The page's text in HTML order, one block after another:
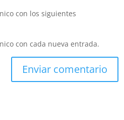
con los siguientes
con cada nueva entrada.